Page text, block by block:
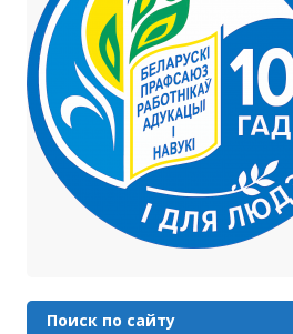
Поиск по сайту